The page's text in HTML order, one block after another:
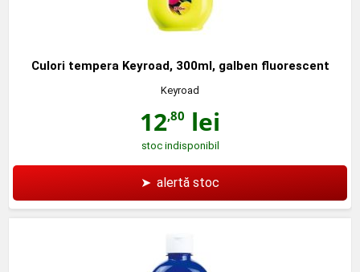
Culori tempera Keyroad, 300ml, galben fluorescent
Keyroad
12,80 lei
stoc indisponibil
➤ alertă stoc